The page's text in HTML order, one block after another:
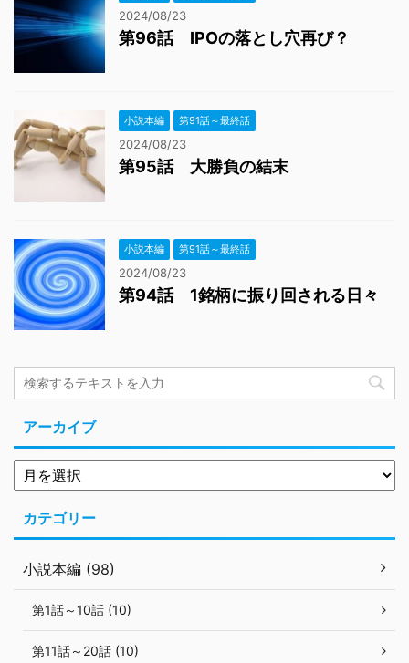
2024/08/23
第96話 IPOの落とし穴再び？
小説本編 第91話～最終話
2024/08/23
第95話 大勝負の結末
小説本編 第91話～最終話
2024/08/23
第94話 1銘柄に振り回される日々
アーカイブ
カテゴリー
小説本編 (98)
第1話～10話 (10)
第11話～20話 (10)